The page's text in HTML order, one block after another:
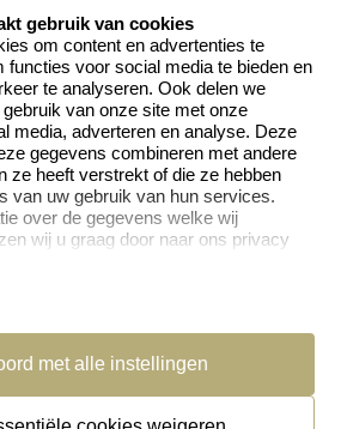
Klantenservice:
Contact opnemen
Veelgestelde vragen
Retourneren
gebruik van cookies
om content en advertenties te
functies voor social media te bieden en
te analyseren. Ook delen we
van onze site met onze
media, adverteren en analyse. Deze
gegevens combineren met andere
ze heeft verstrekt of die ze hebben
van uw gebruik van hun services.
over de gegevens welke wij
wij u graag door naar ons privacy
met alle instellingen